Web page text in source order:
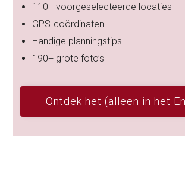
110+ voorgeselecteerde locaties
GPS-coördinaten
Handige planningstips
190+ grote foto’s
Ontdek het (alleen in het